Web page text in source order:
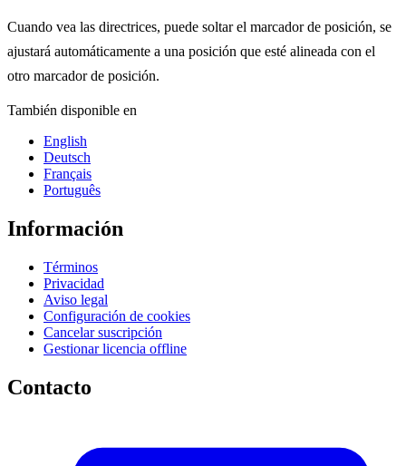
Cuando vea las directrices, puede soltar el marcador de posición, se
ajustará automáticamente a una posición que esté alineada con el
otro marcador de posición.
También disponible en
English
Deutsch
Français
Português
Información
Términos
Privacidad
Aviso legal
Configuración de cookies
Cancelar suscripción
Gestionar licencia offline
Contacto